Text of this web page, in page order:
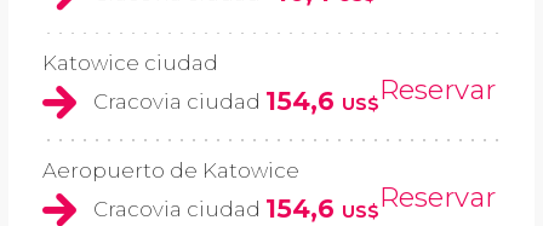
Katowice ciudad
Cracovia ciudad 154,6 US$Reservar
Aeropuerto de Katowice
Cracovia ciudad 154,6 US$Reservar